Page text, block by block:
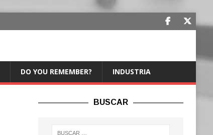
DO YOU REMEMBER? INDUSTRIA
BUSCAR